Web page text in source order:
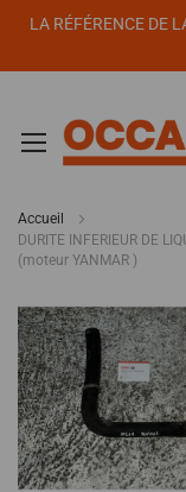
LA RÉFÉRENCE DE
Accueil
DURITE INFERIEUR DE
(moteur YANMAR )
Passer
à
la
fin
de
la
galerie
d’images
Panneau de gestion des